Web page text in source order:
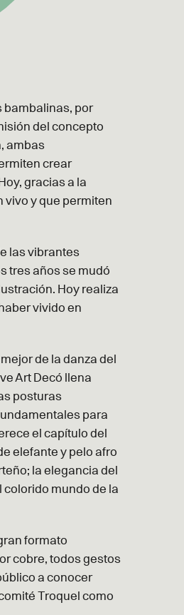
bambalinas, por
del concepto
ambas
crear
gracias a la
vivo y que permiten
las vibrantes
tres años se mudó
Hoy realiza
vivido en
de la danza del
Art Decó llena
posturas
para
el capítulo del
elefante y pelo afro
la elegancia del
colorido mundo de la
formato
cobre, todos gestos
a conocer
Troquel como